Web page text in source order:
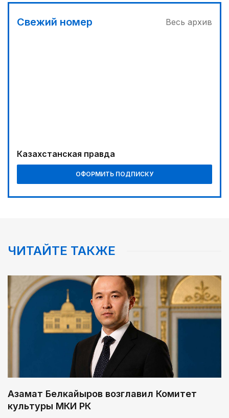
МЧС запустило новые станции мониторинга
Свежий номер Весь архив
Казахстанская правда
ОФОРМИТЬ ПОДПИСКУ
ЧИТАЙТЕ ТАКЖЕ
Азамат Белкайыров возглавил Комитет
культуры МКИ РК